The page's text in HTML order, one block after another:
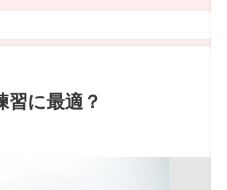
に最適？